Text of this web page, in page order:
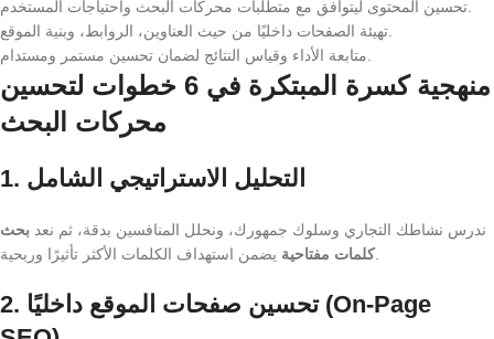
منهجية كسرة المبتكرة في 6 خطوات لتحسين
محركات البحث
1. التحليل الاستراتيجي الشامل
ندرس نشاطك التجاري وسلوك جمهورك، ونحلل المنافسين بدقة، ثم نعد بحث
كلمات مفتاحيةيضمن استهداف الكلمات الأكثر تأثيرًا وربحية.
2. تحسين صفحات الموقع داخليًا (On-Page